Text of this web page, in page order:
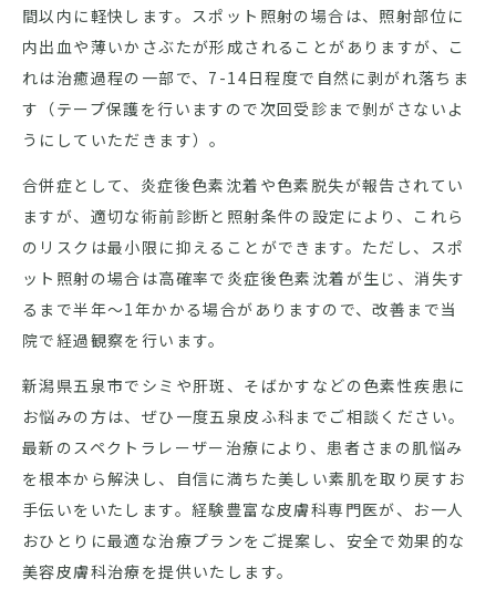
間以内に軽快します。スポット照射の場合は、照射部位に
内出血や薄いかさぶたが形成されることがありますが、こ
れは治癒過程の一部で、7-14日程度で自然に剥がれ落ちま
す（テープ保護を行いますので次回受診まで剝がさないよ
うにしていただきます）。
合併症として、炎症後色素沈着や色素脱失が報告されてい
ますが、適切な術前診断と照射条件の設定により、これら
のリスクは最小限に抑えることができます。ただし、スポ
ット照射の場合は高確率で炎症後色素沈着が生じ、消失す
るまで半年～1年かかる場合がありますので、改善まで当
院で経過観察を行います。
新潟県五泉市でシミや肝斑、そばかすなどの色素性疾患に
お悩みの方は、ぜひ一度五泉皮ふ科までご相談ください。
最新のスペクトラレーザー治療により、患者さまの肌悩み
を根本から解決し、自信に満ちた美しい素肌を取り戻すお
手伝いをいたします。経験豊富な皮膚科専門医が、お一人
おひとりに最適な治療プランをご提案し、安全で効果的な
美容皮膚科治療を提供いたします。